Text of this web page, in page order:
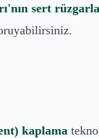
sert
kaplama